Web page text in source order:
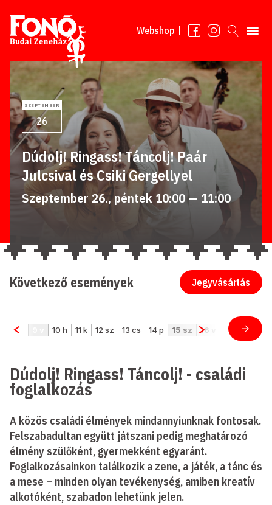
Tovább a tartalomhoz
Webshop
SZEPTEMBER
26
Dúdolj! Ringass! Táncolj! Paár
Julcsival és Csiki Gergellyel
Szeptember 26., péntek 10:00 — 11:00
Jegyvásárlás
Következő események
Dúdolj! Ringass! Táncolj! - családi
foglalkozás
A közös családi élmények mindannyiunknak fontosak.
Felszabadultan együtt játszani pedig meghatározó
élmény szülőként, gyermekként egyaránt.
Foglalkozásainkon találkozik a zene, a játék, a tánc és
a mese – minden olyan tevékenység, amiben kreatív
alkotóként, szabadon lehetünk jelen.